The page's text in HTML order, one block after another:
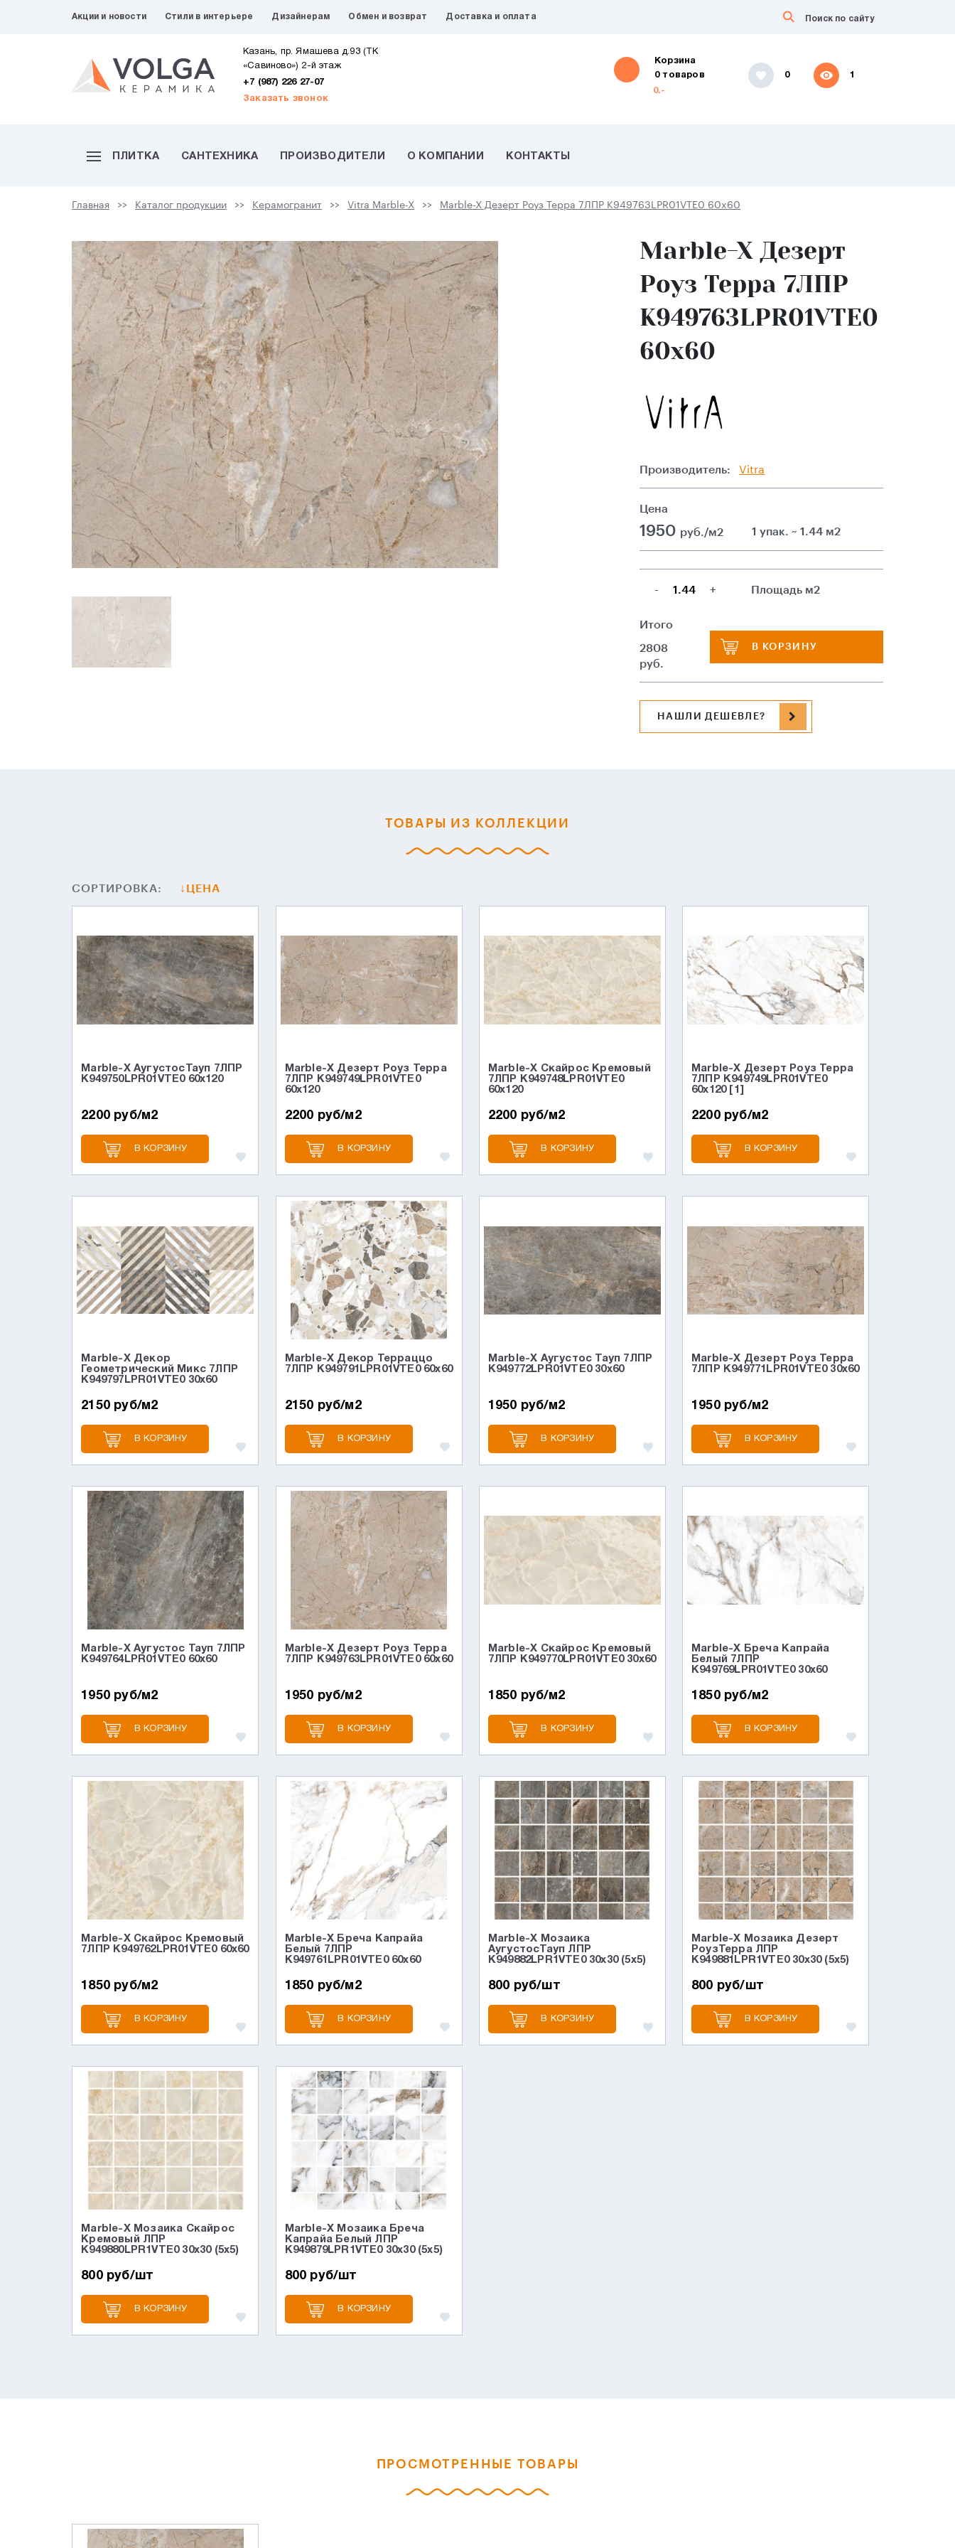
Акции и новости Стили в интерьере Дизайнерам Обмен и возврат Доставка и оплата
Казань, пр. Ямашева д.93 (ТК
«Савиново») 2-й этаж
+7 (987) 226 27-07
Заказать звонок
Корзина
0 товаров
0.-
0 1
ПЛИТКА САНТЕХНИКА ПРОИЗВОДИТЕЛИ О КОМПАНИИ КОНТАКТЫ
Главная Каталог продукции Керамогранит Vitra Marble-X Marble-X Дезерт Роуз Терра 7ЛПР K949763LPR01VTE0 60x60
Marble-X Дезерт
Роуз Терра 7ЛПР
K949763LPR01VTE0
60x60
Производитель: Vitra
Цена
1950 руб./м2 1 упак. ~ 1.44 м2
- + Площадь м2
Итого
2808
руб.
В КОРЗИНУ
НАШЛИ ДЕШЕВЛЕ?
ТОВАРЫ ИЗ КОЛЛЕКЦИИ
СОРТИРОВКА: ЦЕНА
Marble-X АугустосТауп 7ЛПР
K949750LPR01VTE0 60x120
2200 руб/м2
В КОРЗИНУ
Marble-X Дезерт Роуз Терра
7ЛПР K949749LPR01VTE0
60x120
2200 руб/м2
В КОРЗИНУ
Marble-X Скайрос Кремовый
7ЛПР K949748LPR01VTE0
60x120
2200 руб/м2
В КОРЗИНУ
Marble-X Дезерт Роуз Терра
7ЛПР K949749LPR01VTE0
60x120 [1]
2200 руб/м2
В КОРЗИНУ
Marble-X Декор
Геометрический Микс 7ЛПР
K949797LPR01VTE0 30x60
2150 руб/м2
В КОРЗИНУ
Marble-X Декор Терраццо
7ЛПР K949791LPR01VTE0 60x60
2150 руб/м2
В КОРЗИНУ
Marble-X Аугустос Тауп 7ЛПР
K949772LPR01VTE0 30x60
1950 руб/м2
В КОРЗИНУ
Marble-X Дезерт Роуз Терра
7ЛПР K949771LPR01VTE0 30x60
1950 руб/м2
В КОРЗИНУ
Marble-X Аугустос Тауп 7ЛПР
K949764LPR01VTE0 60x60
1950 руб/м2
В КОРЗИНУ
Marble-X Дезерт Роуз Терра
7ЛПР K949763LPR01VTE0 60x60
1950 руб/м2
В КОРЗИНУ
Marble-X Скайрос Кремовый
7ЛПР K949770LPR01VTE0 30x60
1850 руб/м2
В КОРЗИНУ
Marble-X Бреча Капрайа
Белый 7ЛПР
K949769LPR01VTE0 30x60
1850 руб/м2
В КОРЗИНУ
Marble-X Скайрос Кремовый
7ЛПР K949762LPR01VTE0 60x60
1850 руб/м2
В КОРЗИНУ
Marble-X Бреча Капрайа
Белый 7ЛПР
K949761LPR01VTE0 60x60
1850 руб/м2
В КОРЗИНУ
Marble-X Мозаика
АугустосТауп ЛПР
K949882LPR1VTE0 30x30 (5x5)
800 руб/шт
В КОРЗИНУ
Marble-X Мозаика Дезерт
РоузТерра ЛПР
K949881LPR1VTE0 30x30 (5x5)
800 руб/шт
В КОРЗИНУ
Marble-X Мозаика Скайрос
Кремовый ЛПР
K949880LPR1VTE0 30x30 (5x5)
800 руб/шт
В КОРЗИНУ
Marble-X Мозаика Бреча
Капрайа Белый ЛПР
K949879LPR1VTE0 30x30 (5x5)
800 руб/шт
В КОРЗИНУ
ПРОСМОТРЕННЫЕ ТОВАРЫ